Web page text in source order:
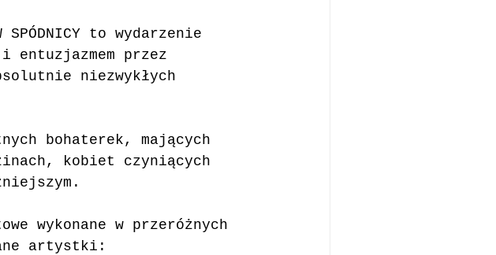
SPÓDNICY to wydarzenie
entuzjazmem przez
niezwykłych
bohaterek, mających
kobiet czyniących
wykonane w przeróżnych
artystki: